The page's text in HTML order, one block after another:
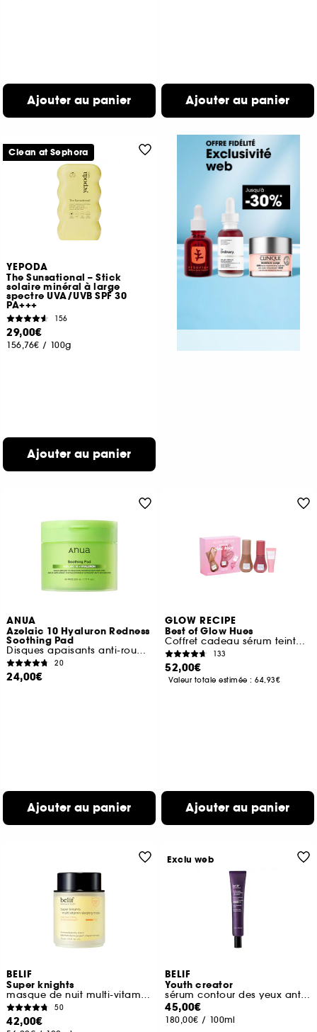
Ajouter au panier Ajouter au panier
YEPODA
The Sunsational – Stick
solaire minéral à large
spectre UVA/UVB SPF 30
PA+++
156
29,00€
156,76€ / 100g
Ajouter au panier
Clean at Sephora
ANUA
Azelaic 10 Hyaluron Redness
Soothing Pad
Disques apaisants anti-rougeurs
20
24,00€
Ajouter au panier
GLOW RECIPE
Best of Glow Hues
Coffret cadeau sérum teinté, joues et lèvres
133
52,00€
Valeur totale estimée :64,93€
Ajouter au panier
BELIF
Super knights
masque de nuit multi-vitaminé
50
42,00€
BELIF
Youth creator
sérum contour des yeux anti-âge
45,00€
180,00€ / 100ml
Exclu web